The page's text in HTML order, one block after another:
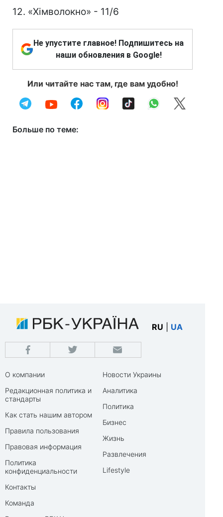
12. «Хімволокно» - 11/6
Не упустите главное! Подпишитесь на
наши обновления в Google!
Или читайте нас там, где вам удобно!
Больше по теме:
RU UA
О компании
Редакционная политика и
стандарты
Как стать нашим автором
Правила пользования
Правовая информация
Политика
конфиденциальности
Контакты
Команда
Новости Украины
Аналитика
Политика
Бизнес
Жизнь
Развлечения
Lifestyle